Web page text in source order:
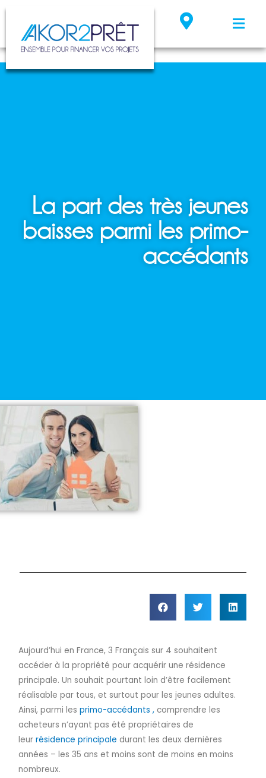
La part des très jeunes
baisses parmi les primo-
accédants
Aujourd’hui en France, 3 Français sur 4 souhaitent
accéder à la propriété pour acquérir une résidence
principale. Un souhait pourtant loin d’être facilement
réalisable par tous, et surtout pour les jeunes adultes.
Ainsi, parmi lesprimo-accédants , comprendre les
acheteurs n’ayant pas été propriétaires de
leurrésidence principale durant les deux dernières
années – les 35 ans et moins sont de moins en moins
nombreux.